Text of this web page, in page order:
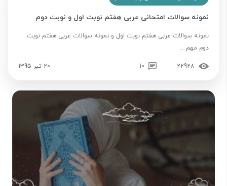
نمونه سوالات امتحانی عربی هفتم نوبت اول و نوبت دوم
نمونه سوالات عربی هفتم نوبت اول و نمونه سوالات عربی هفتم نوبت
دوم مهم ...
22928
10 20 تیر 1395